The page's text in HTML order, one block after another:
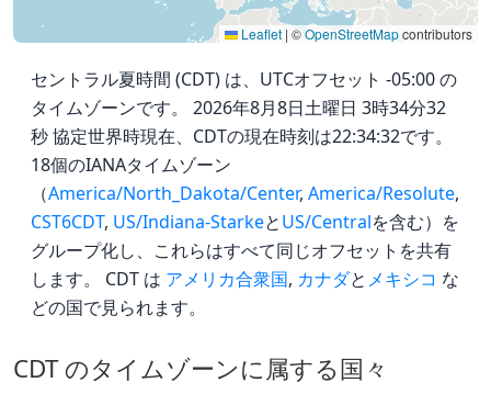
Leaflet | ©OpenStreetMapcontributors
セントラル夏時間 (CDT) は、UTCオフセット -05:00 の
タイムゾーンです。 2026年8月8日土曜日 3時34分32
秒 協定世界時現在、CDTの現在時刻は22:34:32です。
18個のIANAタイムゾーン
（America/North_Dakota/Center, America/Resolute,
CST6CDT, US/Indiana-StarkeとUS/Centralを含む）を
グループ化し、これらはすべて同じオフセットを共有
します。 CDT は アメリカ合衆国, カナダと メキシコ な
どの国で見られます。
CDT のタイムゾーンに属する国々